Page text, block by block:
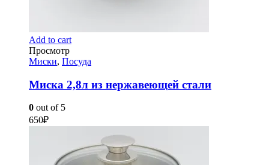
Add to cart
Просмотр
Миски, Посуда
Миска 2,8л из нержавеющей стали
0 out of 5
650₽